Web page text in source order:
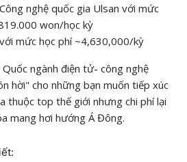
nghệ quốc gia Ulsan với mức
won/học kỳ
mức học phí ~4,630,000/kỳ
ngành điện tử- công nghệ
hời" cho những bạn muốn tiếp xúc
thuộc top thế giới nhưng chi phí lại
mang hơi hướng Á Đông.